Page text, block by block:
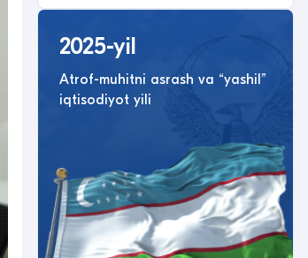
2025-yil
Atrof-muhitni asrash va “yashil”
iqtisodiyot yili